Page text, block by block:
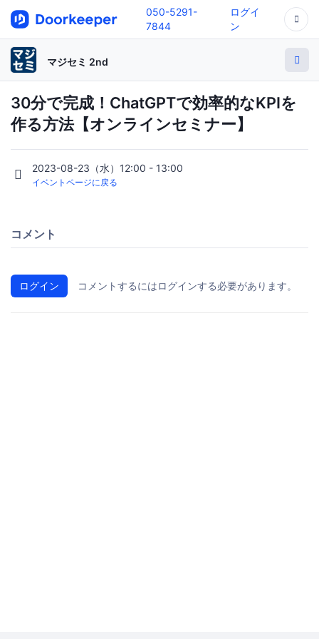
050-5291-
7844
ログイ
ン
マジセミ 2nd
30分で完成！ChatGPTで効率的なKPIを
作る方法【オンラインセミナー】
2023-08-23（水）12:00 - 13:00
イベントページに戻る
コメント
ログイン コメントするにはログインする必要があります。